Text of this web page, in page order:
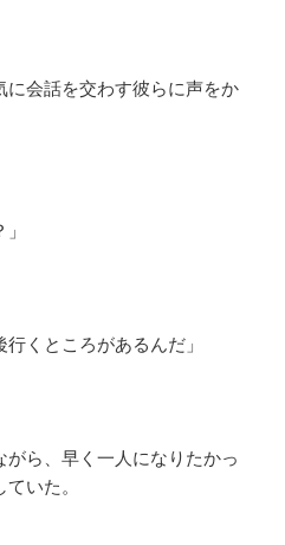
会話を交わす彼らに声をか
くところがあるんだ」
ら、早く一人になりたかっ
いた。